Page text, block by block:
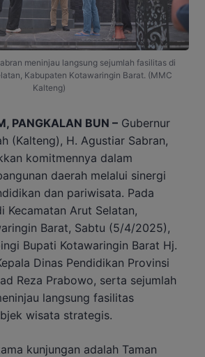
meninjau langsung sejumlah fasilitas di
Kabupaten Kotawaringin Barat. (MMC
Kalteng)
PANGKALAN BUN – Gubernur
(Kalteng), H. Agustiar Sabran,
komitmennya dalam
daerah melalui sinergi
dan pariwisata. Pada
Kecamatan Arut Selatan,
Barat, Sabtu (5/4/2025),
Bupati Kotawaringin Barat Hj.
Dinas Pendidikan Provinsi
Reza Prabowo, serta sejumlah
langsung fasilitas
wisata strategis.
kunjungan adalah Taman